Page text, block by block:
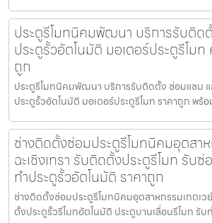
ประตูรีโมทนิคมพัฒนา บริการรับติด
ประตูรั้วอัตโนมัติ มอเตอร์ประตูรีโมท
ถูก
ประตูรีโมทนิคมพัฒนา บริการรับติดตั้ง ซ่อมแซม แ
ประตูรั้วอัตโนมัติ มอเตอร์ประตูรีโมท ราคาถูก พร้
ช่างติดตั้งซ่อมประตูรีโมทนิคมอุตสา
ฉะเชิงเทรา รับติดตั้งประตูรีโมท รับ
ทำประตูรั้วอัตโนมัติ ราคาถูก
ช่างติดตั้งซ่อมประตูรีโมทนิคมอุตสาหกรรมเกตเวย์
ตั้งประตูรั้วรีโมทอัตโนมัติ ประตูบานเลื่อนรีโมท รับ